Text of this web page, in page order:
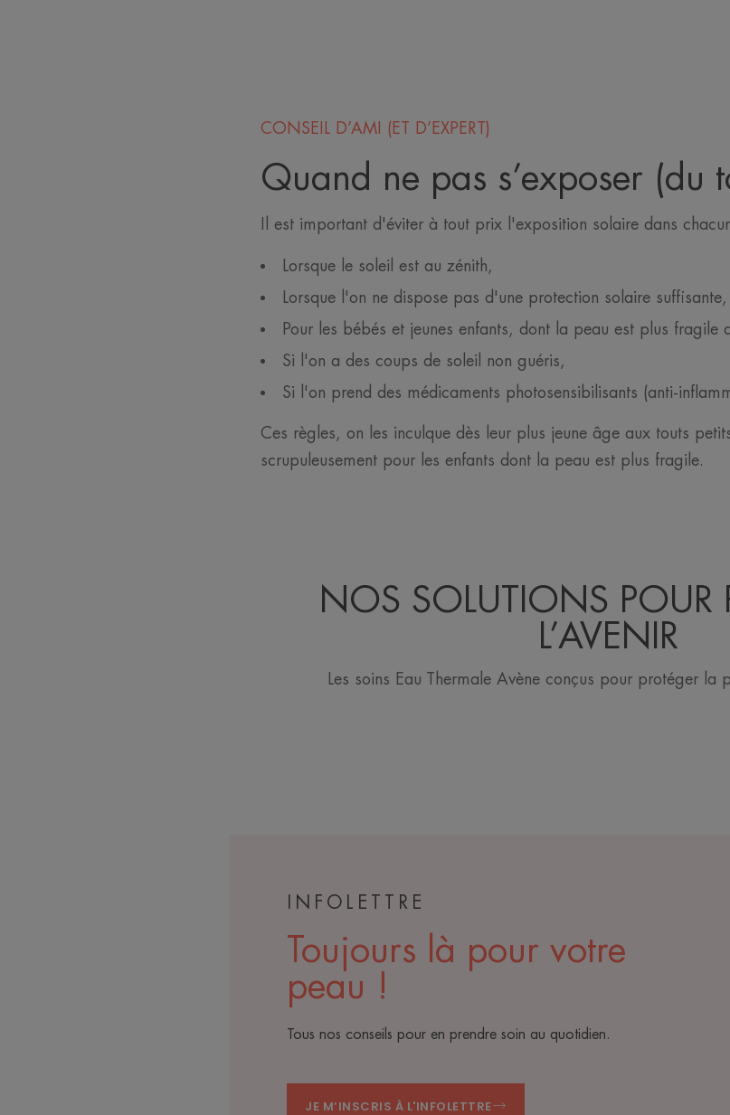
CONSEIL D’AMI (ET D’EXPERT)
Quand ne pas s’exposer (du
Il est important d'éviter à tout prix l'exposition solaire dans
Lorsque le soleil est au zénith,
Lorsque l'on ne dispose pas d'une protection solaire suffisante,
Pour les bébés et jeunes enfants, dont la peau est plus fragile
Si l'on a des coups de soleil non guéris,
Si l'on prend des médicaments photosensibilisants (anti-
Ces règles, on les inculque dès leur plus jeune âge aux touts
scrupuleusement pour les enfants dont la peau est plus fragile.
NOS SOLUTIONS POUR
L’AVENIR
Les soins Eau Thermale Avène conçus pour protéger la
INFOLETTRE
Toujours là pour votre
peau !
Tous nos conseils pour en prendre soin au quotidien.
JE M’INSCRIS À L'INFOLETTRE